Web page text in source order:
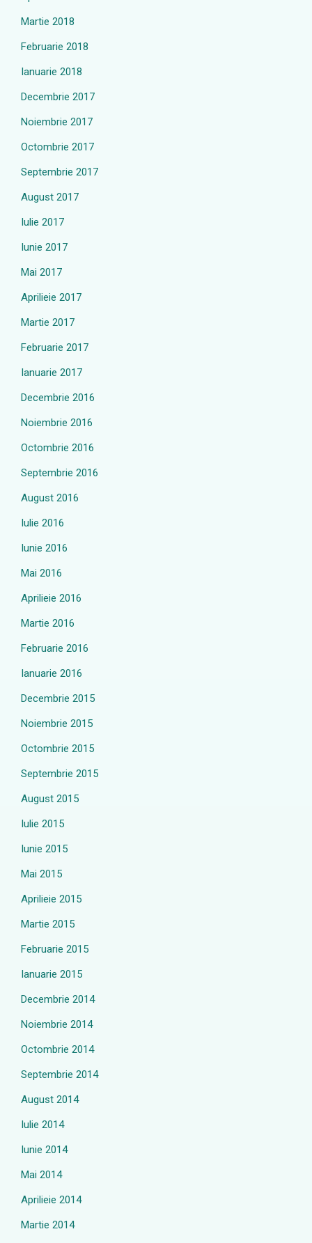
Martie 2018
Februarie 2018
Ianuarie 2018
Decembrie 2017
Noiembrie 2017
Octombrie 2017
Septembrie 2017
August 2017
Iulie 2017
Iunie 2017
Mai 2017
Aprilieie 2017
Martie 2017
Februarie 2017
Ianuarie 2017
Decembrie 2016
Noiembrie 2016
Octombrie 2016
Septembrie 2016
August 2016
Iulie 2016
Iunie 2016
Mai 2016
Aprilieie 2016
Martie 2016
Februarie 2016
Ianuarie 2016
Decembrie 2015
Noiembrie 2015
Octombrie 2015
Septembrie 2015
August 2015
Iulie 2015
Iunie 2015
Mai 2015
Aprilieie 2015
Martie 2015
Februarie 2015
Ianuarie 2015
Decembrie 2014
Noiembrie 2014
Octombrie 2014
Septembrie 2014
August 2014
Iulie 2014
Iunie 2014
Mai 2014
Aprilieie 2014
Martie 2014